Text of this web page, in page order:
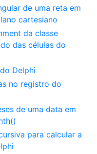
de uma reta em
cartesiano
da classe
das células do
Delphi
no registro do
de uma data em
para calcular a